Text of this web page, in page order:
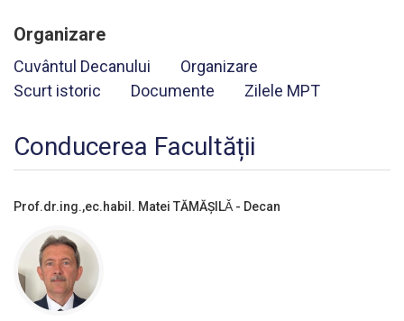
Organizare
Cuvântul Decanului
Organizare
Scurt istoric
Documente Zilele MPT
Conducerea Facultății
Prof.dr.ing.,ec.habil. Matei TĂMĂȘILǍ - Decan